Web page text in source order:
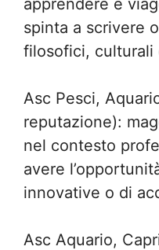
spinta a scrivere
filosofici, culturali
Asc Pesci,
reputazione):
nel contesto
avere
innovative o di
Asc Aquario,